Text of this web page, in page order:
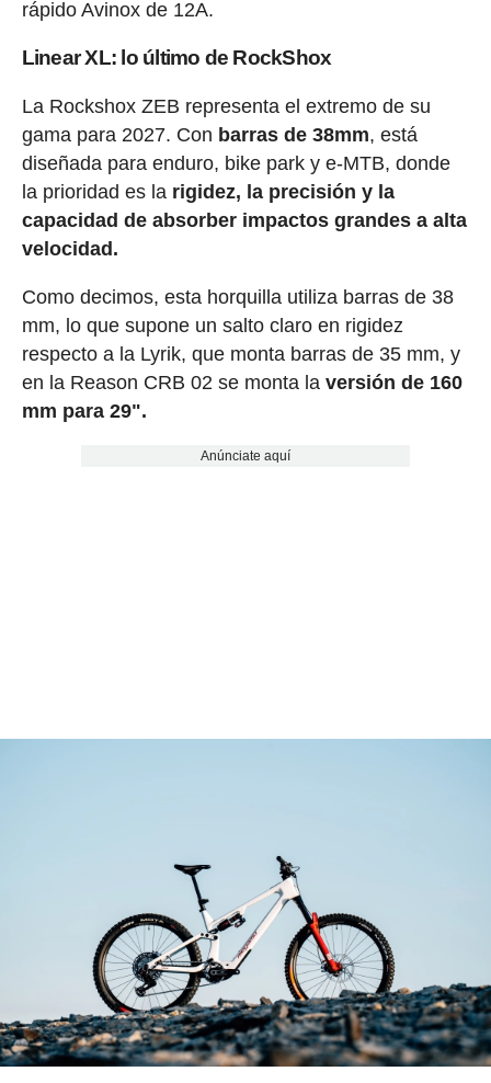
rápido Avinox de 12A.
Linear XL: lo último de RockShox
La Rockshox ZEB representa el extremo de su
gama para 2027. Con barras de 38mm, está
diseñada para enduro, bike park y e-MTB, donde
la prioridad es la rigidez, la precisión y la
capacidad de absorber impactos grandes a alta
velocidad.
Como decimos, esta horquilla utiliza barras de 38
mm, lo que supone un salto claro en rigidez
respecto a la Lyrik, que monta barras de 35 mm, y
en la Reason CRB 02 se monta la versión de 160
mm para 29".
Anúnciate aquí